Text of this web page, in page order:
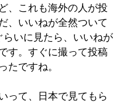
、これも海外の人が投
、いいねが全然ついて
いに見たら、いいねが
す。すぐに撮って投稿
たですね。
って、日本で見てもら